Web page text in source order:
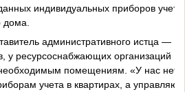
индивидуальных приборов учета
административного истца —
у ресурсоснабжающих организаций
помещениям. «У нас нет
учета в квартирах, а